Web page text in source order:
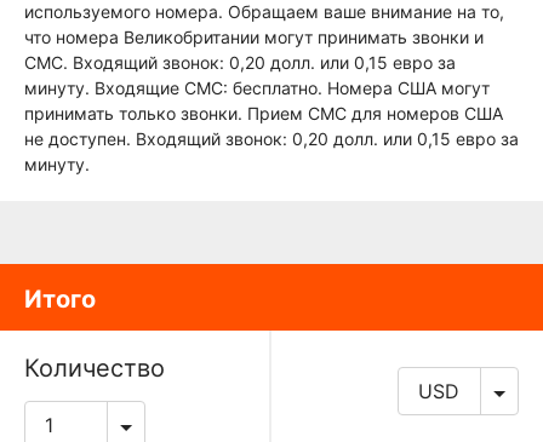
используемого номера. Обращаем ваше внимание на то,
что номера Великобритании могут принимать звонки и
СМС. Входящий звонок: 0,20 долл. или 0,15 евро за
минуту. Входящие СМС: бесплатно. Номера США могут
принимать только звонки. Прием СМС для номеров США
не доступен. Входящий звонок: 0,20 долл. или 0,15 евро за
минуту.
Итого
Количество